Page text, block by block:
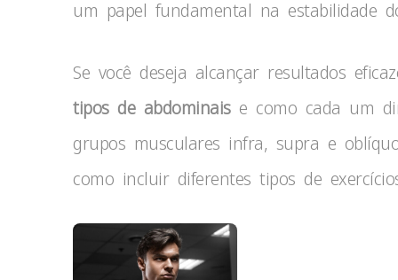
um papel fundamental na estabilidade
Se você deseja alcançar resultados
tipos de abdominaise como cada um
grupos musculares infra, supra e
como incluir diferentes tipos de